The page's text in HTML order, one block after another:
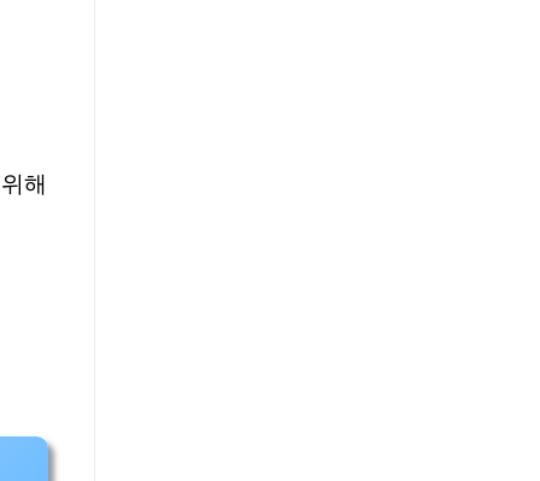
해